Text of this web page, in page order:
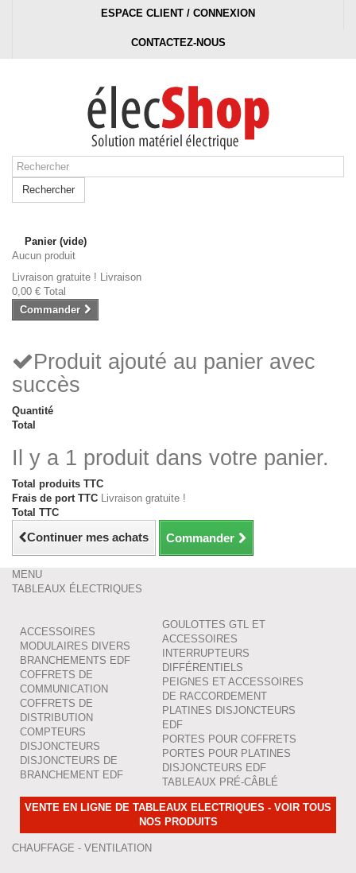
ESPACE CLIENT / CONNEXION
CONTACTEZ-NOUS
Rechercher
Panier (vide)
Aucun produit
Livraison gratuite ! Livraison
0,00 € Total
Commander
Produit ajouté au panier avec
succès
Quantité
Total
Il y a 1 produit dans votre panier.
Total produits TTC
Frais de port TTC Livraison gratuite !
Total TTC
Continuer mes achats Commander
MENU
TABLEAUX ÉLECTRIQUES
ACCESSOIRES
MODULAIRES DIVERS
BRANCHEMENTS EDF
COFFRETS DE
COMMUNICATION
COFFRETS DE
DISTRIBUTION
COMPTEURS
DISJONCTEURS
DISJONCTEURS DE
BRANCHEMENT EDF
GOULOTTES GTL ET
ACCESSOIRES
INTERRUPTEURS
DIFFÉRENTIELS
PEIGNES ET ACCESSOIRES
DE RACCORDEMENT
PLATINES DISJONCTEURS
EDF
PORTES POUR COFFRETS
PORTES POUR PLATINES
DISJONCTEURS EDF
TABLEAUX PRÉ-CÂBLÉ
VENTE EN LIGNE DE TABLEAUX ELECTRIQUES - VOIR TOUS
NOS PRODUITS
CHAUFFAGE - VENTILATION